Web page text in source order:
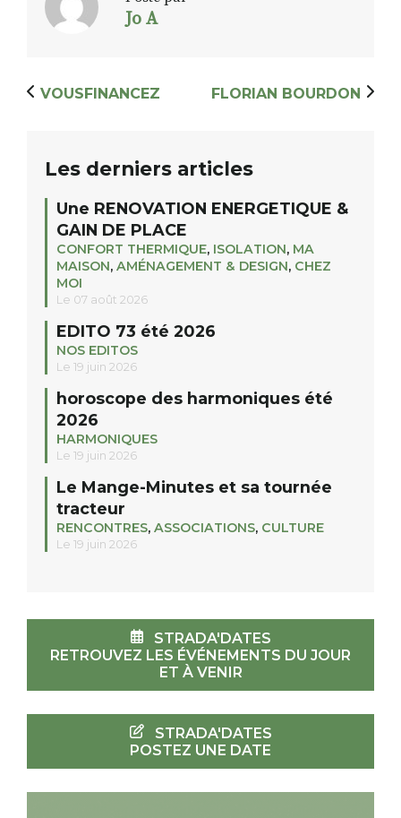
S'INSCRIRE À LA NEWSLETTER
Jo A
VOUSFINANCEZ FLORIAN BOURDON
Les derniers articles
Une RENOVATION ENERGETIQUE &
GAIN DE PLACE
CONFORT THERMIQUE, ISOLATION, MA
MAISON, AMÉNAGEMENT & DESIGN, CHEZ
MOI
Le 07 août 2026
EDITO 73 été 2026
NOS EDITOS
Le 19 juin 2026
horoscope des harmoniques été
2026
HARMONIQUES
Le 19 juin 2026
Le Mange-Minutes et sa tournée
tracteur
RENCONTRES, ASSOCIATIONS, CULTURE
Le 19 juin 2026
STRADA'DATES
RETROUVEZ LES ÉVÉNEMENTS DU JOUR
ET À VENIR
STRADA'DATES
POSTEZ UNE DATE